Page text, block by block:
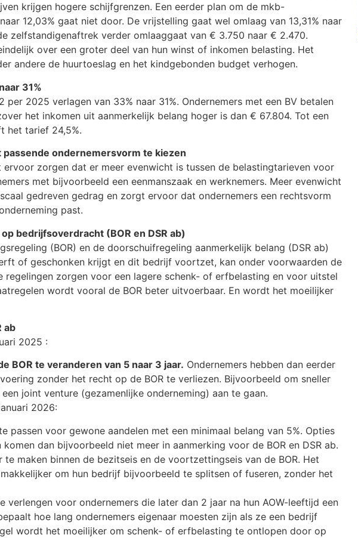
krijgen hogere schijfgrenzen. Een eerder plan om de mkb-
12,03% gaat niet door. De vrijstelling gaat wel omlaag van 13,31% naar
zelfstandigenaftrek verder omlaaggaat van € 3.750 naar € 2.470.
over een groter deel van hun winst of inkomen belasting. Het
andere de huurtoeslag en het kindgebonden budget verhogen.
31%
2025 verlagen van 33% naar 31%. Ondernemers met een BV betalen
het inkomen uit aanmerkelijk belang hoger is dan € 67.804. Tot een
het tarief 24,5%.
ondernemersvorm te kiezen
zorgen dat er meer evenwicht is tussen de belastingtarieven voor
met bijvoorbeeld een eenmanszaak en werknemers. Meer evenwicht
gedreven gedrag en zorgt ervoor dat ondernemers een rechtsvorm
past.
bedrijfsoverdracht (BOR en DSR ab)
(BOR) en de doorschuifregeling aanmerkelijk belang (DSR ab)
of geschonken krijgt en dit bedrijf voortzet, kan onder voorwaarden de
regelingen zorgen voor een lagere schenk- of erfbelasting en voor uitstel
wordt vooral de BOR beter uitvoerbaar. En wordt het moeilijker
ab
2025 :
BOR te veranderen van 5 naar 3 jaar. Ondernemers hebben dan eerder
zonder het recht op de BOR te verliezen. Bijvoorbeeld om sneller
joint venture (gezamenlijke onderneming) aan te gaan.
2026:
passen voor gewone aandelen met een minimaal belang van 5%. Opties
dan bijvoorbeeld niet meer in aanmerking voor de BOR en DSR ab.
maken binnen de bezitseis en de voortzettingseis van de BOR. Het
om hun bedrijf bijvoorbeeld te splitsen of fuseren, zonder het
verlengen voor ondernemers die later dan 2 jaar na hun AOW-leeftijd een
hoe lang ondernemers eigenaar moesten zijn als ze een bedrijf
wordt het moeilijker om schenk- of erfbelasting te ontlopen door op